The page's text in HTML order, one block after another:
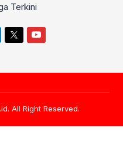
Terkini
. All Right Reserved.